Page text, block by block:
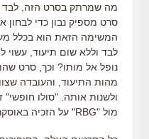
מה שמרתק בסרט הזה לבד
סרט מספיק נבון כדי לבחון
המשימה הזאת הוא בכלל
לבד וללא שום תיעוד עשוי
נופל אל מותו? וכך סרט
מהות התיעוד והעובדה
ולשנות אותה . "סולו חופשי"
מול "
RBG
" על הזכיה